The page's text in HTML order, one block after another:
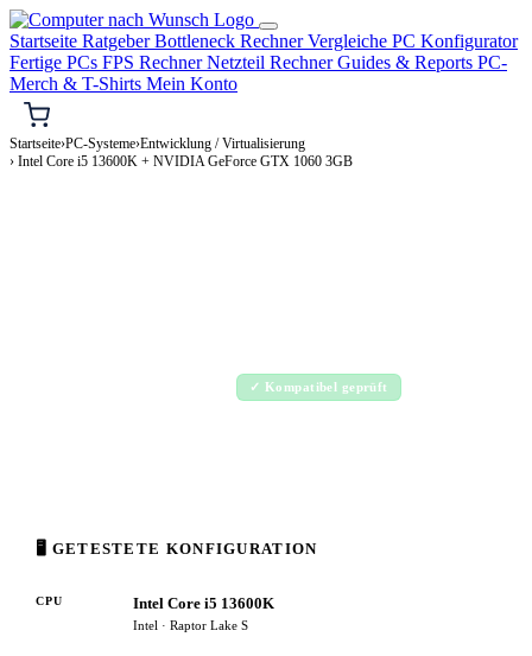
Startseite RatgeberBottleneck RechnerVergleiche PC Konfigurator
Fertige PCs FPS RechnerNetzteil RechnerGuides & Reports PC-
Merch & T-Shirts Mein Konto
Startseite›PC-Systeme›Entwicklung / Virtualisierung
› Intel Core i5 13600K + NVIDIA GeForce GTX 1060 3GB
✓ Kompatibel geprüft
🖥 GETESTETE KONFIGURATION
CPU Intel Core i5 13600K
Intel · Raptor Lake S